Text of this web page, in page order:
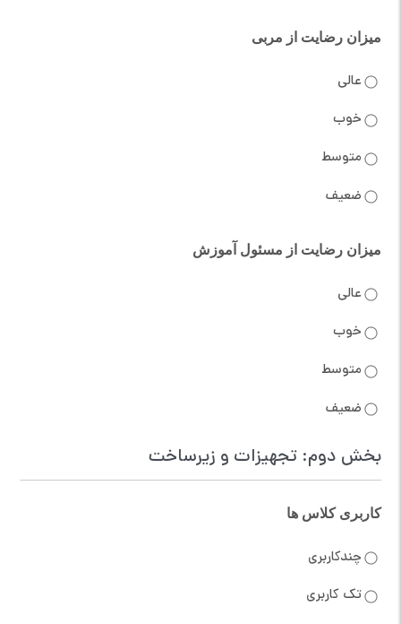
میزان رضایت از مربی
عالی
خوب
متوسط
ضعیف
میزان رضایت از مسئول آموزش
عالی
خوب
متوسط
ضعیف
بخش دوم: تجهیزات و زیرساخت
کاربری کلاس ها
چندکاربری
تک کاربری